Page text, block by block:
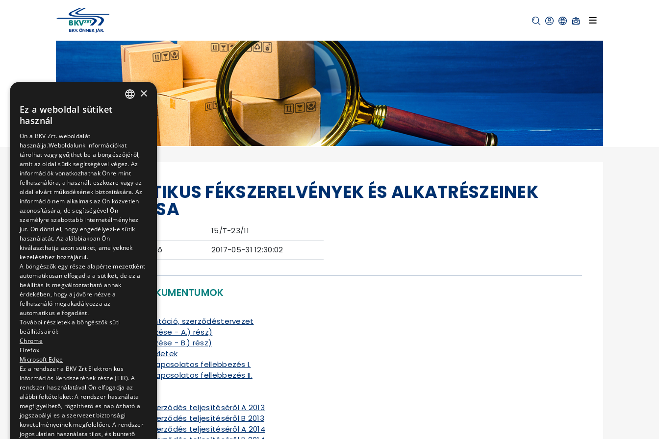
PNEUMATIKUS FÉKSZERELVÉNYEK ÉS ALKATRÉSZEINEK
SZÁLLÍTÁSA
Eljárás száma
15/T-23/11
Ajánlattételi határidő
2017-05-31 12:30:02
LETÖLTHETŐ DOKUMENTUMOK
Ajánlati dokumentáció, szerződéstervezet
Tételek részletezése - A.) rész)
Tételek részletezése - B.) rész)
Kitöltendő mellékletek
Összegezéssel kapcsolatos fellebbezés I.
Összegezéssel kapcsolatos fellebbezés II.
Szerződés A
Szerződés B
Tájékoztató a szerződés teljesítéséről A 2013
Tájékoztató a szerződés teljesítéséről B 2013
Tájékoztató a szerződés teljesítéséről A 2014
×
Ez a weboldal sütiket
használ
Ön a BKV Zrt. weboldalát
használja.Weboldalunk információkat
tárolhat vagy gyűjthet be a böngészőjéről,
amit az oldal sütik segítségével végez. Az
információk vonatkozhatnak Önre mint
felhasználóra, a használt eszközre vagy az
oldal elvárt működésének biztosítására. Az
információ nem alkalmas az Ön közvetlen
azonosítására, de segítségével Ön
személyre szabottabb internetélményhez
jut. Ön dönti el, hogy engedélyezi-e sütik
használatát. Az alábbiakban Ön
kiválaszthatja azon sütiket, amelyeknek
kezeléséhez hozzájárul.
A böngészők egy része alapértelmezettként
automatikusan elfogadja a sütiket, de ez a
beállítás is megváltoztatható annak
érdekében, hogy a jövőre nézve a
felhasználó megakadályozza az
automatikus elfogadást.
További részletek a böngészők süti
beállításairól:
Chrome
Firefox
Microsoft Edge
Ez a rendszer a BKV Zrt Elektronikus
Információs Rendszerének része (EIR). A
rendszer használatával Ön elfogadja az
alábbi feltételeket: A rendszer használata
megfigyelhető, rögzithető es naplózható a
jogszabályi es a szervezet biztonsági
követelményeinek megfelelően. A rendszer
jogosulatlan használata tilos, és büntető